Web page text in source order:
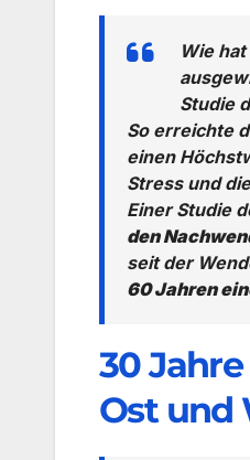
Wie
Studie
So erreichte
einen
Stress und
Einer Studie
den
seit der
60 Jahren
30
Ost und